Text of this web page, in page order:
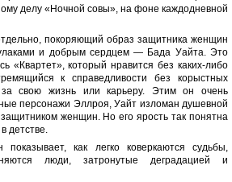
делу «Ночной совы», на фоне каждодневной
покоряющий образ защитника женщин
и добрым сердцем — Бада Уайта. Это
«Квартет», который нравится без каких-либо
к справедливости без корыстных
свою жизнь или карьеру. Этим он очень
персонажи Эллроя, Уайт изломан душевной
женщин. Но его ярость так понятна
детстве.
как легко коверкаются судьбы,
люди, затронутые деградацией и